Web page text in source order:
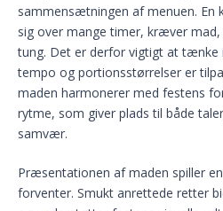
sammensætningen af menuen.
sig over mange timer, kræver
tung. Det er derfor vigtigt at tænke
tempo og portionsstørrelser er
maden harmonerer med festens
rytme, som giver plads til både
samvær.
Præsentationen af maden spiller
forventer. Smukt anrettede retter